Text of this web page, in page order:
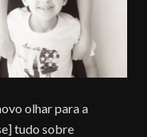
olhar para a
tudo sobre